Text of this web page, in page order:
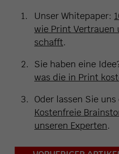
Unser Whitepaper:
wie Print Vertrauen
schafft.
Sie haben eine
was die in Print
Oder lassen Sie
Kostenfreie
unseren Experten.